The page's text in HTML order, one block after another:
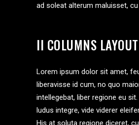
ad soleat alterum maluisset,
II COLUMNS LAYOUT
Lorem ipsum dolor sit amet,
liberavisse id cum, no quo
intellegebat, liber regione eu
ludus integre, vide viderer
His at soluta regione diceret,